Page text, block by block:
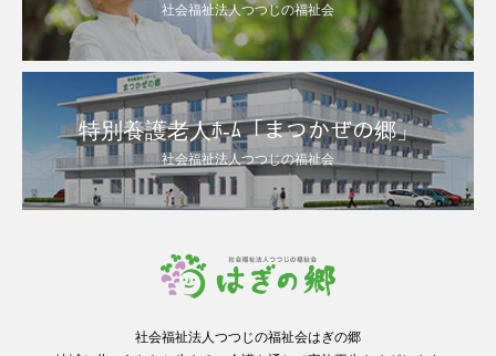
社会福祉法人つつじの福祉会
特別養護老人ﾎ-ﾑ「まつかぜの郷」
社会福祉法人つつじの福祉会
社会福祉法人つつじの福祉会はぎの郷